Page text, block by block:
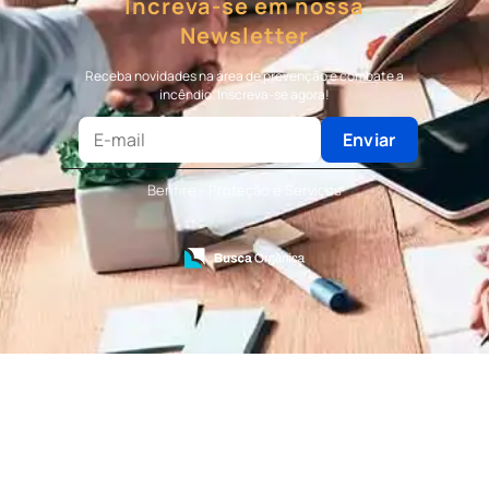
Bombeiro Civil
Terceirização de Bombeiro
Terceirização de Bombeiro Civil
Terceirização de Portaria
Terceirização de Recepção
Terceirização de Recepcionista
Terceirização de Serviços de Recepcionistas
Treinamento de Bombeiro Civil
Treinamento de Bombeiros
Treinamento de Brigada
Treinamento de Brigada de Emergência
Treinamento de Brigada de Incêndio
Treinamento de Brigada de Incêndio Valor
Treinamento de Brigadista de Incêndio
Treinamento de Combate a Incêndio NR 23
Increva-se em nossa
Newsletter
Receba novidades na área de prevenção e combate a
incêndio. Inscreva-se agora!
Enviar
Benfire - Proteção e Serviços